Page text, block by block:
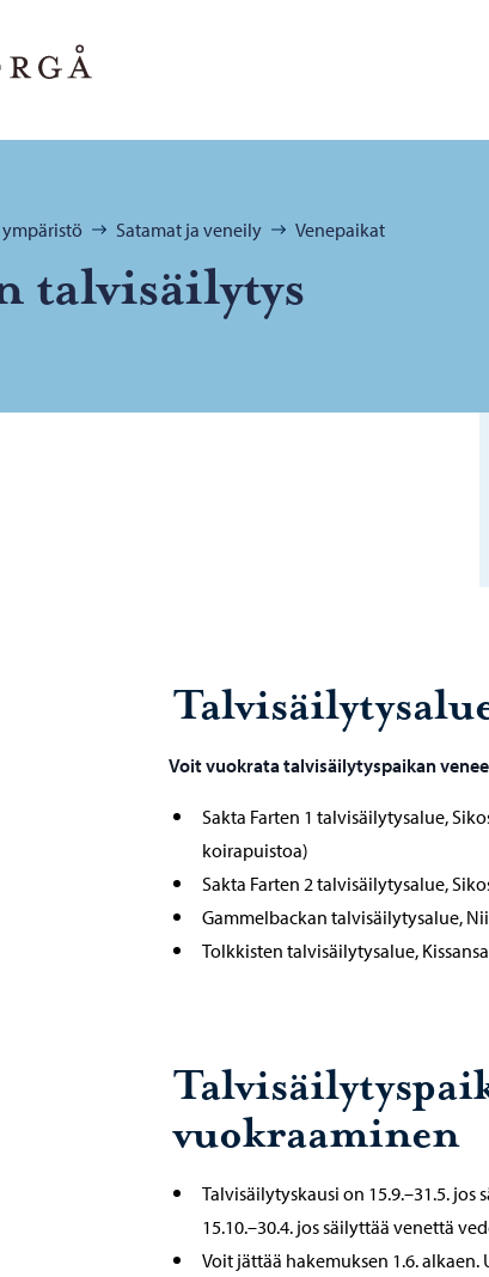
Satamat ja veneily Venepaikat
tal­vi­säi­ly­tys
Voit vuokrata talvisäilytyspaikan
Sakta Farten 1 talvisäilytysalue,
koirapuistoa)
Sakta Farten 2 talvisäilytysalue,
Gammelbackan talvisäilytysalue,
Tolkkisten talvisäilytysalue,
vuokraaminen
Talvisäilytyskausi on 15.9.–31.5.
15.10.–30.4. jos säilyttää venettä
Voit jättää hakemuksen 1.6.